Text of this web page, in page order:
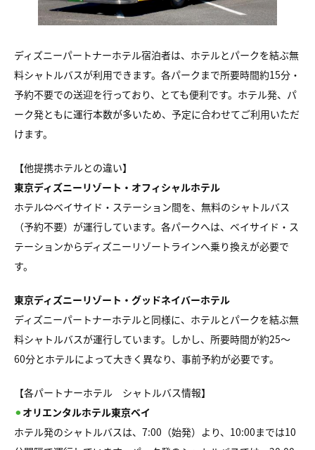
ディズニーパートナーホテル宿泊者は、ホテルとパークを結ぶ無
料シャトルバスが利用できます。各パークまで所要時間約15分・
予約不要での送迎を行っており、とても便利です。ホテル発、パ
ーク発ともに運行本数が多いため、予定に合わせてご利用いただ
けます。
【他提携ホテルとの違い】
東京ディズニーリゾート・オフィシャルホテル
ホテル⇔ベイサイド・ステーション間を、無料のシャトルバス
（予約不要）が運行しています。各パークへは、ベイサイド・ス
テーションからディズニーリゾートラインへ乗り換えが必要で
す。
東京ディズニーリゾート・グッドネイバーホテル
ディズニーパートナーホテルと同様に、ホテルとパークを結ぶ無
料シャトルバスが運行しています。しかし、所要時間が約25〜
60分とホテルによって大きく異なり、事前予約が必要です。
【各パートナーホテル シャトルバス情報】
⚫︎ オリエンタルホテル東京ベイ
ホテル発のシャトルバスは、7:00（始発）より、10:00までは10